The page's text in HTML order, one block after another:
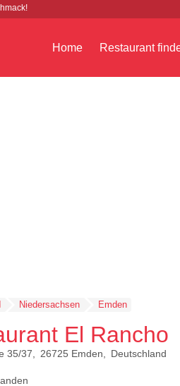
Home Restaurant
Niedersachsen Emden
El Rancho
35/37 26725 Emden Deutschland